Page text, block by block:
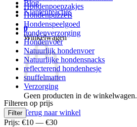
Blog
Klantenreacties
0
Winkelwagen
Geen producten in de winkelwagen.
Terug naar winkel
Hondenpoepzakjes
Hondenpuzzels
Hondenspeelgoed
hondenverzorging
Hondenvoer
Natuurlijk hondenvoer
Natuurlijke hondensnacks
reflecterend hondenhesje
snuffelmatten
Verzorging
Filteren op prijs
Min.
prijs
Max.
prijs
Filter
Prijs: €10 — €30